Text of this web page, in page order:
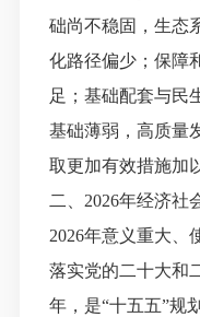
础尚不稳固，生态
化路径偏少； 保障
足 ； 基础配套与民
基础薄弱，高质量
取更加有效措施加
二、 2026年经济社
2026年意义重大、
落实党的二十大和
年，是“十五五”规